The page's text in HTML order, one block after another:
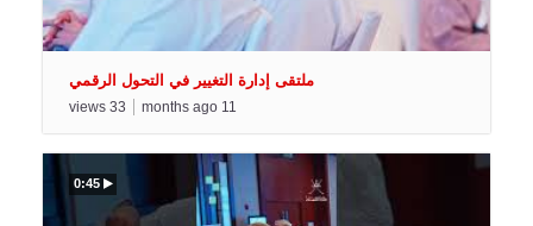
ملتقى إدارة التغيير في التحول الرقمي
33
views 11
months ago
0:45